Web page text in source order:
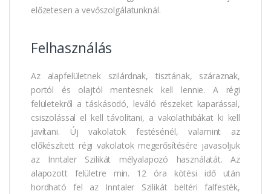
előzetesen a vevőszolgálatunknál.
Felhasználás
Az alapfelületnek szilárdnak, tisztának, száraznak,
portól és olajtól mentesnek kell lennie. A régi
felületekről a táskásodó, leváló részeket kaparással,
csiszolással el kell távolítani, a vakolathibákat ki kell
javítani. Új vakolatok festésénél, valamint az
előkészített régi vakolatok megerősítésére javasoljuk
az Inntaler Szilikát mélyalapozó használatát. Az
alapozott felületre min. 12 óra kötési idő után
hordható fel az Inntaler Szilikát beltéri falfesték,